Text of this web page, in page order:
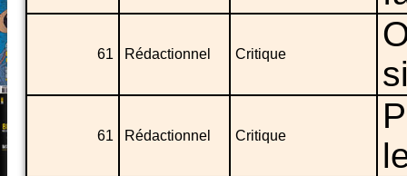
61 Rédactionnel Critique
61 Rédactionnel Critique